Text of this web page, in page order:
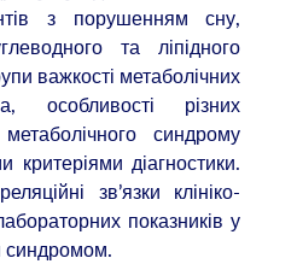
з порушенням сну,
та ліпідного
важкості метаболічних
особливості різних
синдрому
критеріями діагностики.
зв’язки клініко-
показників у
синдромом.